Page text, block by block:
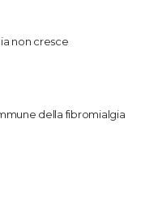
non cresce
della fibromialgia